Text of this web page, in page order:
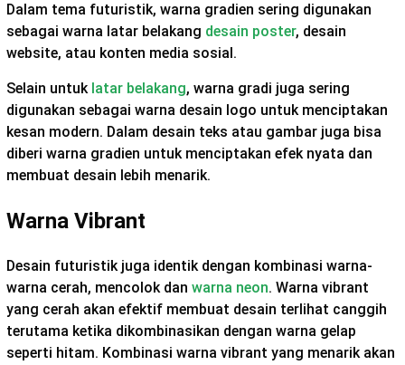
Dalam tema futuristik, warna gradien sering digunakan
sebagai warna latar belakang desain poster, desain
website, atau konten media sosial.
Selain untuk latar belakang, warna gradi juga sering
digunakan sebagai warna desain logo untuk menciptakan
kesan modern. Dalam desain teks atau gambar juga bisa
diberi warna gradien untuk menciptakan efek nyata dan
membuat desain lebih menarik.
Warna Vibrant
Desain futuristik juga identik dengan kombinasi warna-
warna cerah, mencolok dan warna neon. Warna vibrant
yang cerah akan efektif membuat desain terlihat canggih
terutama ketika dikombinasikan dengan warna gelap
seperti hitam. Kombinasi warna vibrant yang menarik akan